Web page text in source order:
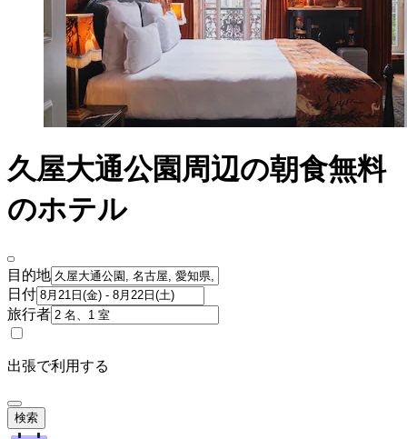
久屋大通公園周辺の朝食無料
のホテル
目的地
日付
旅行者
出張で利用する
検索